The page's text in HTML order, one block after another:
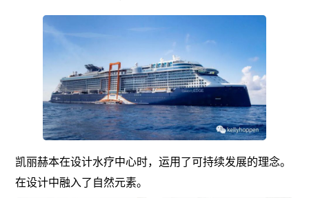
凯丽赫本在设计水疗中心时，运用了可持续发展的理念。
在设计中融入了自然元素。